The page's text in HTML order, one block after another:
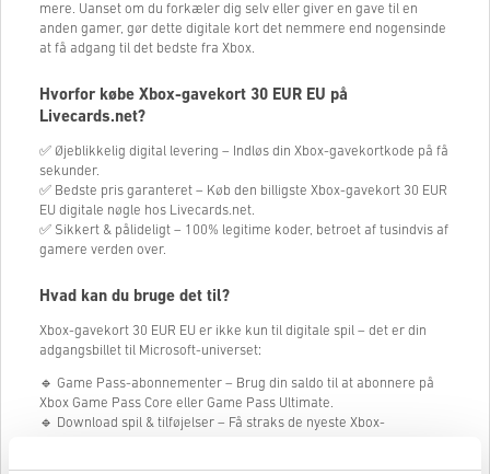
mere. Uanset om du forkæler dig selv eller giver en gave til en
anden gamer, gør dette digitale kort det nemmere end nogensinde
at få adgang til det bedste fra Xbox.
Hvorfor købe Xbox-gavekort 30 EUR EU på
Livecards.net?
✅ Øjeblikkelig digital levering – Indløs din Xbox-gavekortkode på få
sekunder.
✅ Bedste pris garanteret – Køb den billigste Xbox-gavekort 30 EUR
EU digitale nøgle hos Livecards.net.
✅ Sikkert & pålideligt – 100% legitime koder, betroet af tusindvis af
gamere verden over.
Hvad kan du bruge det til?
Xbox-gavekort 30 EUR EU er ikke kun til digitale spil – det er din
adgangsbillet til Microsoft-universet:
🔹 Game Pass-abonnementer – Brug din saldo til at abonnere på
Xbox Game Pass Core eller Game Pass Ultimate.
🔹 Download spil & tilføjelser – Få straks de nyeste Xbox-